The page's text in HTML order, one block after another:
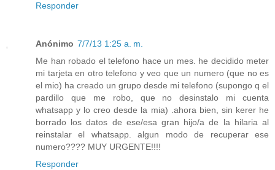
Responder
Anónimo 7/7/13 1:25 a. m.
Me han robado el telefono hace un mes. he decidido meter
mi tarjeta en otro telefono y veo que un numero (que no es
el mio) ha creado un grupo desde mi telefono (supongo q el
pardillo que me robo, que no desinstalo mi cuenta
whatsapp y lo creo desde la mia) .ahora bien, sin kerer he
borrado los datos de ese/esa gran hijo/a de la hilaria al
reinstalar el whatsapp. algun modo de recuperar ese
numero???? MUY URGENTE!!!!
Responder